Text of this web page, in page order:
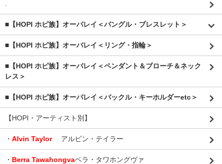
■【HOPI ホピ族】オーバレイ＜バングル・ブレスレット＞
■【HOPI ホピ族】オーバレイ＜リング・指輪＞
■【HOPI ホピ族】オーバレイ＜ペンダント＆ブローチ＆ネック
レス＞
■【HOPI ホピ族】オーバレイ＜バックル・キーホルダーetc＞
【HOPI・アーティスト別】
・ Alvin Taylor アルビン・テイラー
・ Berra Tawahongvaベラ・タワホングヴァ